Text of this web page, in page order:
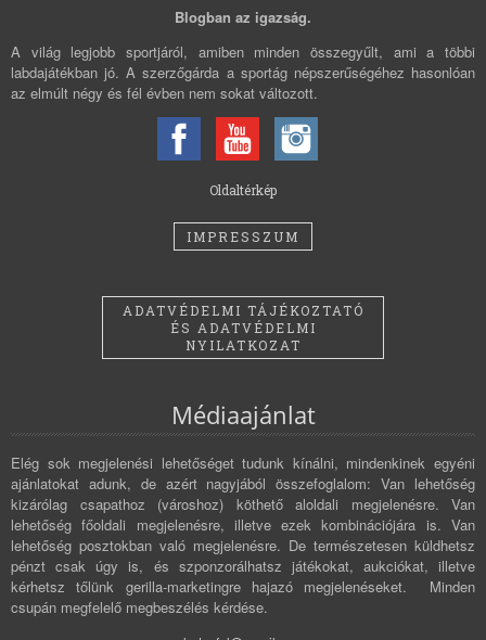
Blogban az igazság.
A világ legjobb sportjáról, amiben minden összegyűlt, ami a többi
labdajátékban jó. A szerzőgárda a sportág népszerűségéhez hasonlóan
az elmúlt négy és fél évben nem sokat változott.
Oldaltérkép
IMPRESSZUM
ADATVÉDELMI TÁJÉKOZTATÓ
ÉS ADATVÉDELMI
NYILATKOZAT
Médiaajánlat
Elég sok megjelenési lehetőséget tudunk kínálni, mindenkinek egyéni
ajánlatokat adunk, de azért nagyjából összefoglalom: Van lehetőség
kizárólag csapathoz (városhoz) köthető aloldali megjelenésre. Van
lehetőség főoldali megjelenésre, illetve ezek kombinációjára is. Van
lehetőség posztokban való megjelenésre. De természetesen küldhetsz
pénzt csak úgy is, és szponzorálhatsz játékokat, aukciókat, illetve
kérhetsz tőlünk gerilla-marketingre hajazó megjelenéseket. Minden
csupán megfelelő megbeszélés kérdése.